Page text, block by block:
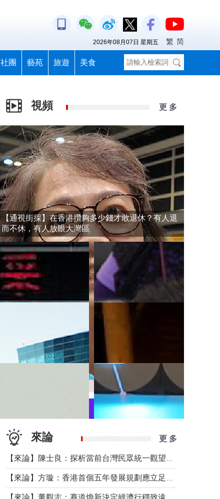
社團 藝苑 旅遊 美食
2026年08月07日 星期五 繁 简
視頻 更 多
【通視街採】在香港攢夠多少錢才敢退休？有人退
而不休，有人放眼大灣區
來論 更 多
【來論】董觀志：賽道煥新決定經濟行穩致遠